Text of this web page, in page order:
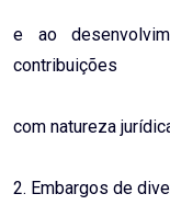
e ao
contribuições
com natureza
2. Embargos de